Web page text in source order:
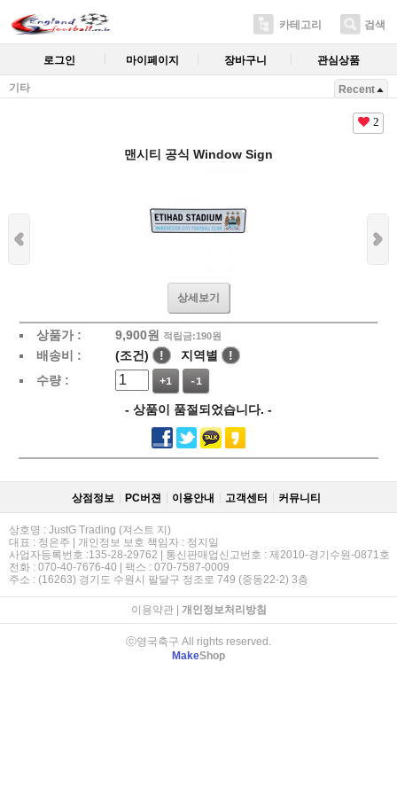
카테고리 검색
로그인 마이페이지 장바구니 관심상품
기타 Recent
2
맨시티 공식 Window Sign
상세보기
상품가 : 9,900원 적립금:190원
배송비 : (조건) ! 지역별
!
수량 :
+1 -1
- 상품이 품절되었습니다. -
상점정보 PC버젼 이용안내 고객센터 커뮤니티
상호명 : JustG Trading (져스트 지)
대표 : 정은주 | 개인정보 보호 책임자 : 정지일
사업자등록번호 :135-28-29762 | 통신판매업신고번호 : 제2010-경기수원-0871호
전화 : 070-40-7676-40 | 팩스 : 070-7587-0009
주소 : (16263) 경기도 수원시 팔달구 정조로 749 (중동22-2) 3층
이용약관| 개인정보처리방침
ⓒ영국축구 All rights reserved.
MakeShop